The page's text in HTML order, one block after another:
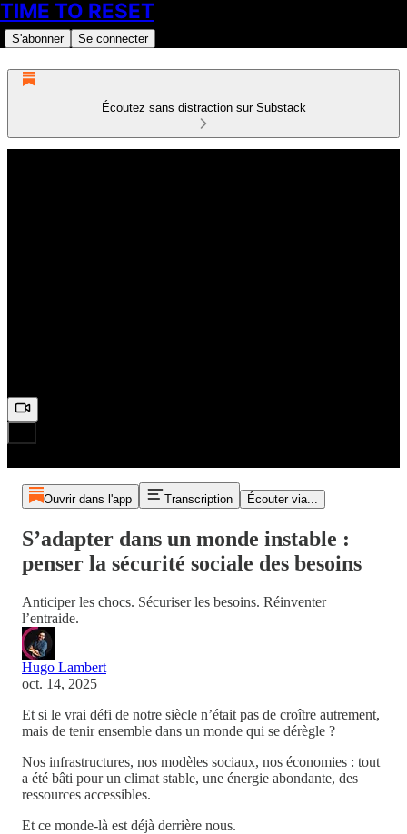
TIME TO RESET
S'abonner Se connecter
Écoutez sans distraction sur Substack
Ouvrir dans l'app Transcription Écouter via...
S’adapter dans un monde instable :
penser la sécurité sociale des besoins
Anticiper les chocs. Sécuriser les besoins. Réinventer
l’entraide.
Hugo Lambert
oct. 14, 2025
Et si le vrai défi de notre siècle n’était pas de croître autrement,
mais de tenir ensemble dans un monde qui se dérègle ?
Nos infrastructures, nos modèles sociaux, nos économies : tout
a été bâti pour un climat stable, une énergie abondante, des
ressources accessibles.
Et ce monde-là est déjà derrière nous.